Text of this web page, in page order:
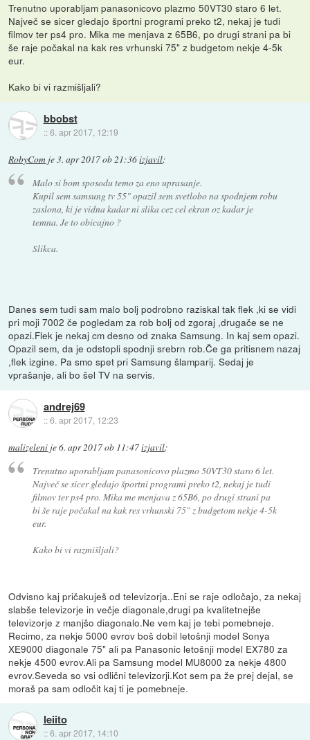
Trenutno uporabljam panasonicovo plazmo 50VT30 staro 6 let.
Največ se sicer gledajo športni programi preko t2, nekaj je tudi
filmov ter ps4 pro. Mika me menjava z 65B6, po drugi strani pa bi
še raje počakal na kak res vrhunski 75" z budgetom nekje 4-5k
eur.
Kako bi vi razmišljali?
bbobst
::6. apr 2017, 12:19
RobyCom je3. apr 2017 ob 21:36izjavil:
Malo si bom sposodu temo za eno uprasanje.
Kupil sem samsung tv 55" opazil sem svetlobo na spodnjem robu
zaslona, ki je vidna kadar ni slika cez cel ekran oz kadar je
temna. Je to obicajno ?
Slikca.
Danes sem tudi sam malo bolj podrobno raziskal tak flek ,ki se vidi
pri moji 7002 če pogledam za rob bolj od zgoraj ,drugače se ne
opazi.Flek je nekaj cm desno od znaka Samsung. In kaj sem opazi.
Opazil sem, da je odstopli spodnji srebrn rob.Če ga pritisnem nazaj
,flek izgine. Pa smo spet pri Samsung šlamparij. Sedaj je
vprašanje, ali bo šel TV na servis.
andrej69
::6. apr 2017, 12:23
malizeleni je6. apr 2017 ob 11:47izjavil:
Trenutno uporabljam panasonicovo plazmo 50VT30 staro 6 let.
Največ se sicer gledajo športni programi preko t2, nekaj je tudi
filmov ter ps4 pro. Mika me menjava z 65B6, po drugi strani pa
bi še raje počakal na kak res vrhunski 75" z budgetom nekje 4-5k
eur.
Kako bi vi razmišljali?
Odvisno kaj pričakuješ od televizorja..Eni se raje odločajo, za nekaj
slabše televizorje in večje diagonale,drugi pa kvalitetnejše
televizorje z manjšo diagonalo.Ne vem kaj je tebi pomebneje.
Recimo, za nekje 5000 evrov boš dobil letošnji model Sonya
XE9000 diagonale 75" ali pa Panasonic letošnji model EX780 za
nekje 4500 evrov.Ali pa Samsung model MU8000 za nekje 4800
evrov.Seveda so vsi odlični televizorji.Kot sem pa že prej dejal, se
moraš pa sam odločit kaj ti je pomebneje.
leiito
::6. apr 2017, 14:10